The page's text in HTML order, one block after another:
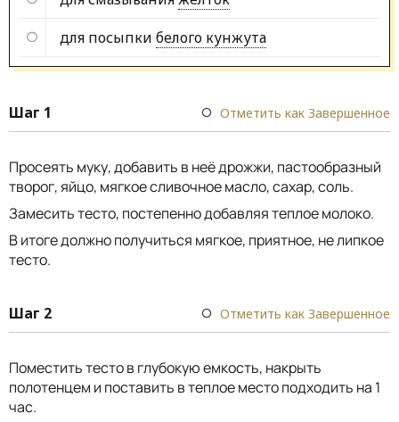
для посыпки белого кунжута
Шаг 1 Отметить как Завершенное
Просеять муку, добавить в неё дрожжи, пастообразный
творог, яйцо, мягкое сливочное масло, сахар, соль.
Замесить тесто, постепенно добавляя теплое молоко.
В итоге должно получиться мягкое, приятное, не липкое
тесто.
Шаг 2 Отметить как Завершенное
Поместить тесто в глубокую емкость, накрыть
полотенцем и поставить в теплое место подходить на 1
час.